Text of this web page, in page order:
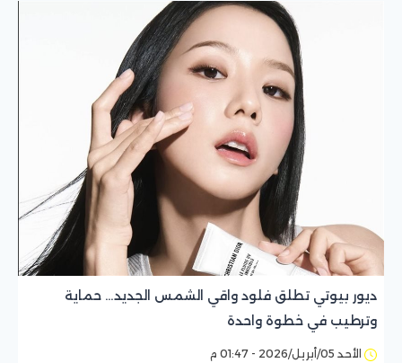
ديور بيوتي تطلق فلود واقي الشمس الجديد… حماية
وترطيب في خطوة واحدة
الأحد 05/أبريل/2026 - 01:47 م